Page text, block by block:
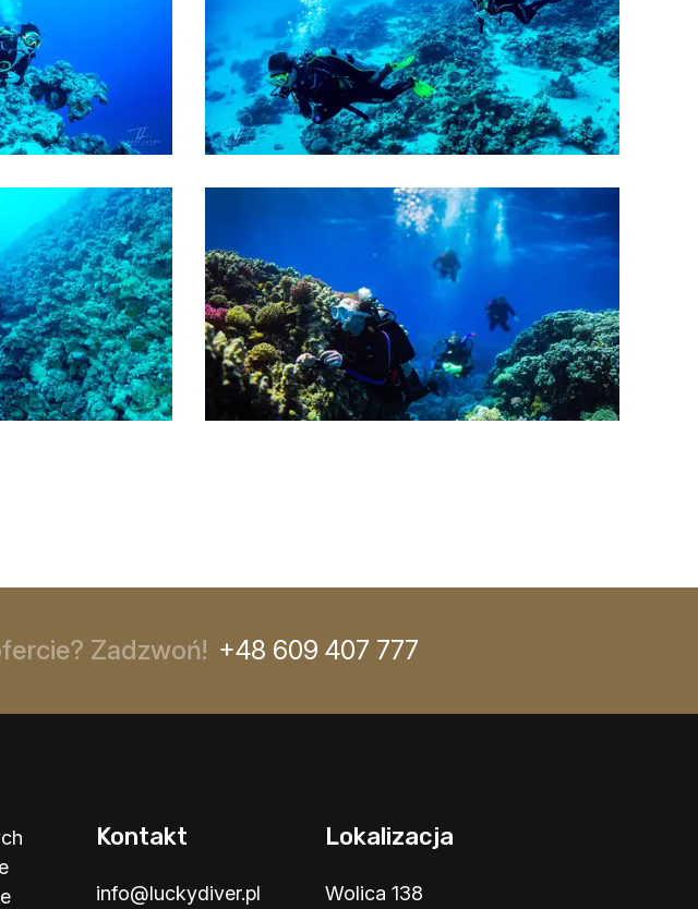
Zadzwoń! +48 609 407 777
Kontakt
info@luckydiver.pl
Lokalizacja
Wolica 138